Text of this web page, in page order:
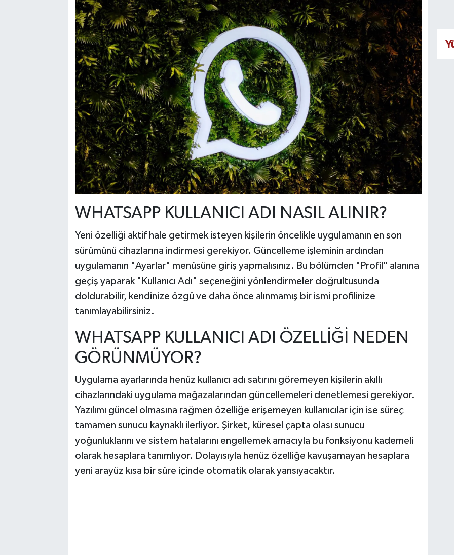
WHATSAPP KULLANICI ADI NASIL ALINIR?
Yeni özelliği aktif hale getirmek isteyen kişilerin öncelikle uygulamanın en son
sürümünü cihazlarına indirmesi gerekiyor. Güncelleme işleminin ardından
uygulamanın "Ayarlar" menüsüne giriş yapmalısınız. Bu bölümden "Profil" alanına
geçiş yaparak "Kullanıcı Adı" seçeneğini yönlendirmeler doğrultusunda
doldurabilir, kendinize özgü ve daha önce alınmamış bir ismi profilinize
tanımlayabilirsiniz.
WHATSAPP KULLANICI ADI ÖZELLİĞİ NEDEN
GÖRÜNMÜYOR?
Uygulama ayarlarında henüz kullanıcı adı satırını göremeyen kişilerin akıllı
cihazlarındaki uygulama mağazalarından güncellemeleri denetlemesi gerekiyor.
Yazılımı güncel olmasına rağmen özelliğe erişemeyen kullanıcılar için ise süreç
tamamen sunucu kaynaklı ilerliyor. Şirket, küresel çapta olası sunucu
yoğunluklarını ve sistem hatalarını engellemek amacıyla bu fonksiyonu kademeli
olarak hesaplara tanımlıyor. Dolayısıyla henüz özelliğe kavuşamayan hesaplara
yeni arayüz kısa bir süre içinde otomatik olarak yansıyacaktır.